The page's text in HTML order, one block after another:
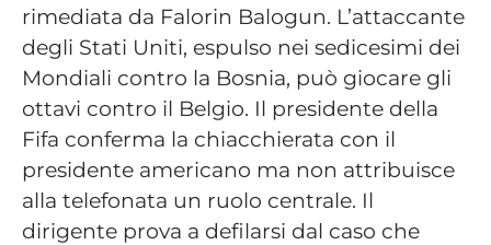
rimediata da Falorin Balogun. L’attaccante
degli Stati Uniti, espulso nei sedicesimi dei
Mondiali contro la Bosnia, può giocare gli
ottavi contro il Belgio. Il presidente della
Fifa conferma la chiacchierata con il
presidente americano ma non attribuisce
alla telefonata un ruolo centrale. Il
dirigente prova a defilarsi dal caso che